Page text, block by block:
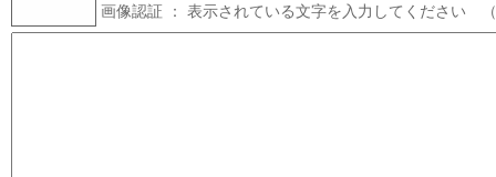
画像認証 ： 表示されている文字を入力してください